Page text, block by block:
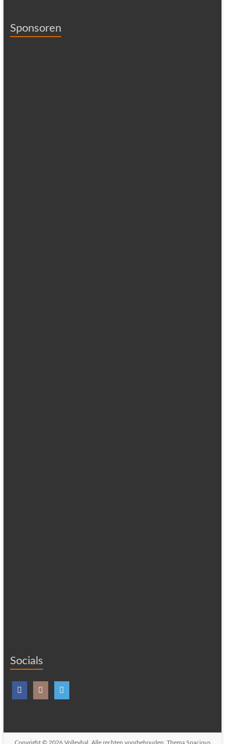
Sponsoren
Socials
Copyright © 2026 Volleybal . Alle rechten voorbehouden. Thema Spacious